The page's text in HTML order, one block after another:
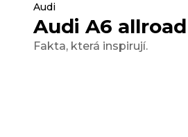
Audi
Audi A6 allroad
Fakta, která inspirují.